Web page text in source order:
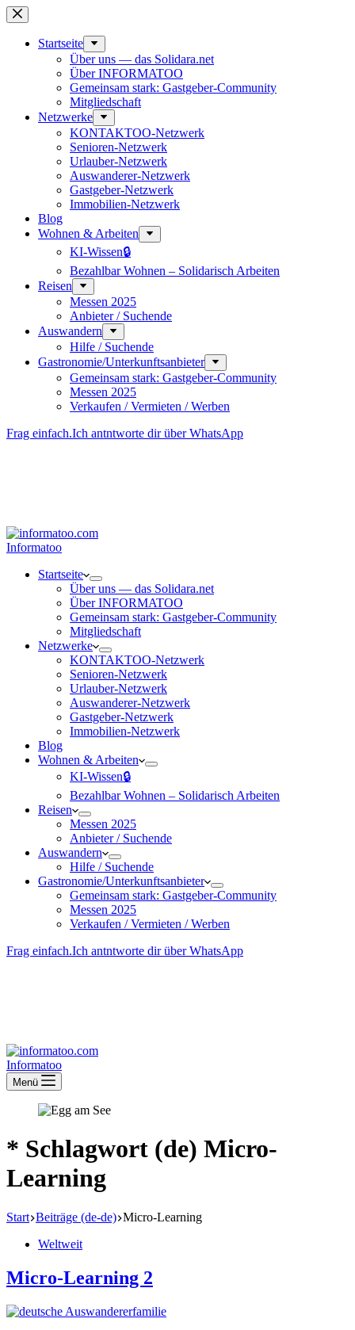
Zum
Inhalt
springenStart­seite
Über uns — das Solidara.net
Über INFORMATOO
Gemeinsam stark: Gastgeber-Community
Mitglied­schaft
Netzwerke
KONTAKTOO-Netzwerk
Senioren-Netzwerk
Urlauber-Netzwerk
Auswan­derer-Netzwerk
Gastgeber-Netzwerk
Immobilien-Netzwerk
Blog
Wohnen & Arbeiten
KI-Wissen🔒
Bezahlbar Wohnen – Solida­risch Arbeiten
Reisen
Messen 2025
Anbieter / Suchende
Auswandern
Hilfe / Suchende
Gastronomie/Unterkunftsanbieter
Gemeinsam stark: Gastgeber-Community
Messen 2025
Verkaufen / Vermieten / Werben
Frag einfach.Ich antntworte dir über WhatsApp
Informatoo
Start­seite
Über uns — das Solidara.net
Über INFORMATOO
Gemeinsam stark: Gastgeber-Community
Mitglied­schaft
Netzwerke
KONTAKTOO-Netzwerk
Senioren-Netzwerk
Urlauber-Netzwerk
Auswan­derer-Netzwerk
Gastgeber-Netzwerk
Immobilien-Netzwerk
Blog
Wohnen & Arbeiten
KI-Wissen🔒
Bezahlbar Wohnen – Solida­risch Arbeiten
Reisen
Messen 2025
Anbieter / Suchende
Auswandern
Hilfe / Suchende
Gastronomie/Unterkunftsanbieter
Gemeinsam stark: Gastgeber-Community
Messen 2025
Verkaufen / Vermieten / Werben
Frag einfach.Ich antntworte dir über WhatsApp
Informatoo
Menü
* Schlagwort (de) Micro-
Learning
Start Beiträge (de-de) Micro-Learning
Weltweit
Micro-Learning 2